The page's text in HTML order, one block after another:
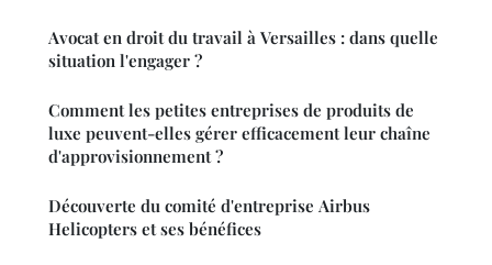
Avocat en droit du travail à Versailles : dans quelle
situation l'engager ?
Comment les petites entreprises de produits de
luxe peuvent-elles gérer efficacement leur chaîne
d'approvisionnement ?
Découverte du comité d'entreprise Airbus
Helicopters et ses bénéfices